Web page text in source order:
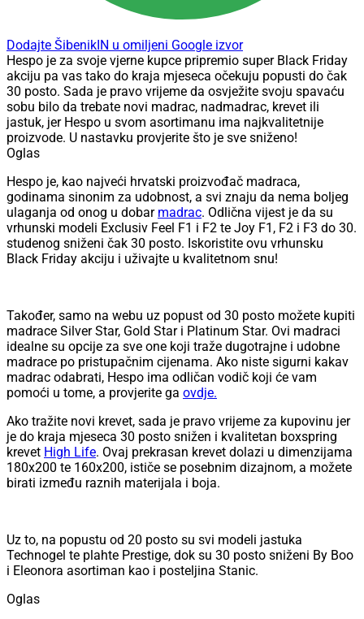
Dodajte ŠibenikIN u omiljeni Google izvor
Hespo je za svoje vjerne kupce pripremio super Black Friday
akciju pa vas tako do kraja mjeseca očekuju popusti do čak
30 posto. Sada je pravo vrijeme da osvježite svoju spavaću
sobu bilo da trebate novi madrac, nadmadrac, krevet ili
jastuk, jer Hespo u svom asortimanu ima najkvalitetnije
proizvode. U nastavku provjerite što je sve sniženo!
Oglas
Hespo je, kao najveći hrvatski proizvođač madraca,
godinama sinonim za udobnost, a svi znaju da nema boljeg
ulaganja od onog u dobar madrac. Odlična vijest je da su
vrhunski modeli Exclusiv Feel F1 i F2 te Joy F1, F2 i F3 do 30.
studenog sniženi čak 30 posto. Iskoristite ovu vrhunsku
Black Friday akciju i uživajte u kvalitetnom snu!
Također, samo na webu uz popust od 30 posto možete kupiti
madrace Silver Star, Gold Star i Platinum Star. Ovi madraci
idealne su opcije za sve one koji traže dugotrajne i udobne
madrace po pristupačnim cijenama. Ako niste sigurni kakav
madrac odabrati, Hespo ima odličan vodič koji će vam
pomoći u tome, a provjerite ga ovdje.
Ako tražite novi krevet, sada je pravo vrijeme za kupovinu jer
je do kraja mjeseca 30 posto snižen i kvalitetan boxspring
krevet High Life. Ovaj prekrasan krevet dolazi u dimenzijama
180x200 te 160x200, ističe se posebnim dizajnom, a možete
birati između raznih materijala i boja.
Uz to, na popustu od 20 posto su svi modeli jastuka
Technogel te plahte Prestige, dok su 30 posto sniženi By Boo
i Eleonora asortiman kao i posteljina Stanic.
Oglas